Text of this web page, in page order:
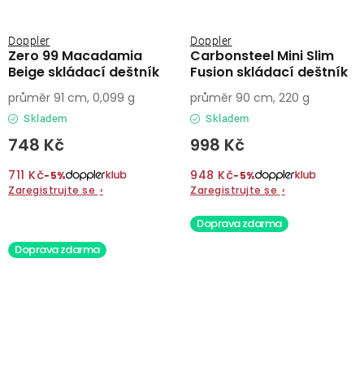
Zero 99 Macadamia
Beige skládací deštník
Doppler
Skladem
748 Kč
711 Kč−5%
Zaregistrujte se ›
průměr 91 cm, 0,099 g
Carbonsteel Mini Slim
Fusion skládací deštník
Doppler
Skladem
998 Kč
948 Kč−5%
Zaregistrujte se ›
průměr 90 cm, 220 g
Doprava zdarma
Doprava zdarma